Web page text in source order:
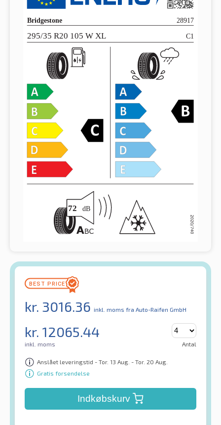
kr. 3016.36 inkl. moms fra Auto-Raifen GmbH
kr. 12065.44
inkl. moms Antal
Anslået leveringstid - Tor. 13 Aug. - Tor. 20 Aug.
Gratis forsendelse
Indkøbskurv